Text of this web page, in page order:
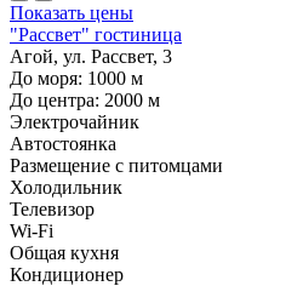
Показать цены
"Рассвет" гостиница
Агой, ул. Рассвет, 3
До моря: 1000 м
До центра: 2000 м
Электрочайник
Автостоянка
Размещение с питомцами
Холодильник
Телевизор
Wi-Fi
Общая кухня
Кондиционер